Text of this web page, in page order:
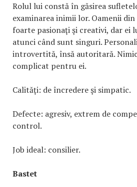
Rolul lui constă în găsirea
examinarea inimii lor. Oamenii
foarte pasionaţi şi creativi, dar ei
atunci când sunt singuri.
introvertită, însă autoritară.
complicat pentru ei.
Calităţi: de încredere şi simpatic.
Defecte: agresiv, extrem de
control.
Job ideal: consilier.
Bastet